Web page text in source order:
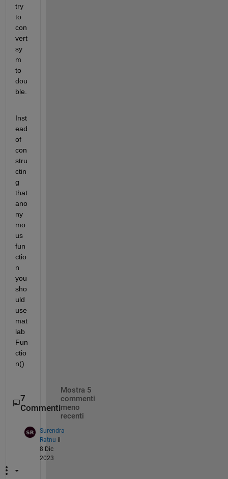
try
to
con
vert
sy
m
to
dou
ble.
Inst
ead
of
con
stru
ctin
g
that
ano
ny
mo
us
fun
ctio
n
you
sho
uld
use
mat
lab
Fun
ctio
n()
7
Commenti
Mostra 5
commenti
meno
recenti
Surendra
Ratnu il
8 Dic
2023